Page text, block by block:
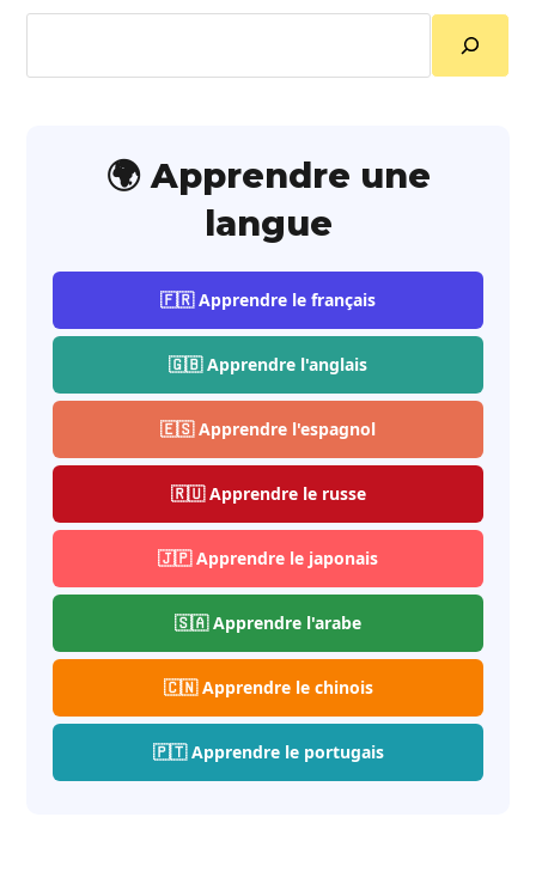
🌍 Apprendre une
langue
🇫🇷 Apprendre le français
🇬🇧 Apprendre l'anglais
🇪🇸 Apprendre l'espagnol
🇷🇺 Apprendre le russe
🇯🇵 Apprendre le japonais
🇸🇦 Apprendre l'arabe
🇨🇳 Apprendre le chinois
🇵🇹 Apprendre le portugais